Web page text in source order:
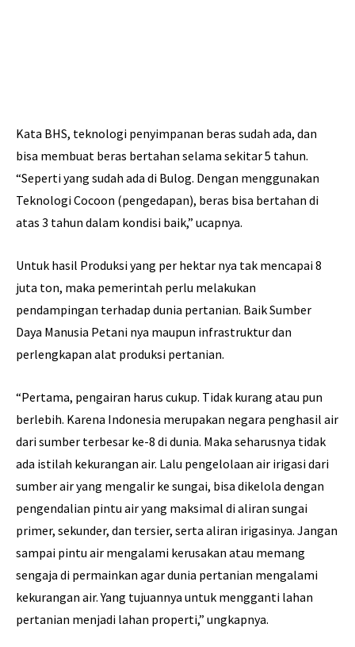
Kata BHS, teknologi penyimpanan beras sudah ada, dan
bisa membuat beras bertahan selama sekitar 5 tahun.
“Seperti yang sudah ada di Bulog. Dengan menggunakan
Teknologi Cocoon (pengedapan), beras bisa bertahan di
atas 3 tahun dalam kondisi baik,” ucapnya.
Untuk hasil Produksi yang per hektar nya tak mencapai 8
juta ton, maka pemerintah perlu melakukan
pendampingan terhadap dunia pertanian. Baik Sumber
Daya Manusia Petani nya maupun infrastruktur dan
perlengkapan alat produksi pertanian.
“Pertama, pengairan harus cukup. Tidak kurang atau pun
berlebih. Karena Indonesia merupakan negara penghasil air
dari sumber terbesar ke-8 di dunia. Maka seharusnya tidak
ada istilah kekurangan air. Lalu pengelolaan air irigasi dari
sumber air yang mengalir ke sungai, bisa dikelola dengan
pengendalian pintu air yang maksimal di aliran sungai
primer, sekunder, dan tersier, serta aliran irigasinya. Jangan
sampai pintu air mengalami kerusakan atau memang
sengaja di permainkan agar dunia pertanian mengalami
kekurangan air. Yang tujuannya untuk mengganti lahan
pertanian menjadi lahan properti,” ungkapnya.